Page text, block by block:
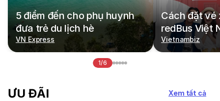
5 điểm đến cho phụ huynh
đưa trẻ du lịch hè
VN Express
Cách đặt vé
redBus Việt
Vietnambiz
1/6
ƯU ĐÃI Xem tất cả